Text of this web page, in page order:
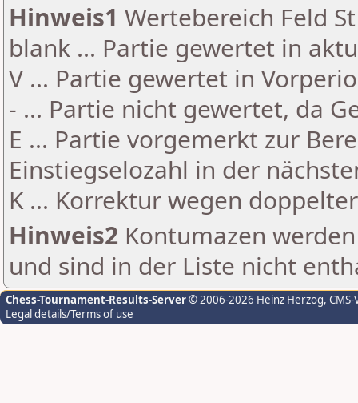
Hinweis1 Wertebereich Feld
blank ... Partie gewertet in
V ... Partie gewertet in
- ... Partie nicht gewertet, da
E ... Partie vorgemerkt zur
Einstiegselozahl in der
K ... Korrektur wegen
Hinweis2 Kontumazen
und sind in der Liste nicht
Chess-Tournament-Results-Server© 2006-2026 Heinz Herzog,
Legal details/Terms of use